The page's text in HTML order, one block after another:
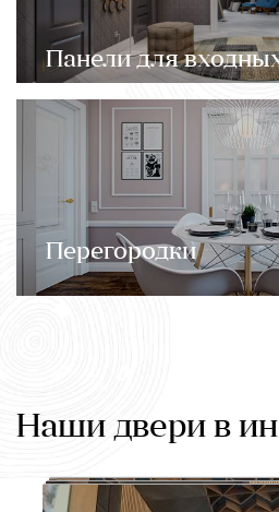
Панели для
Перегородки
Наши двери в